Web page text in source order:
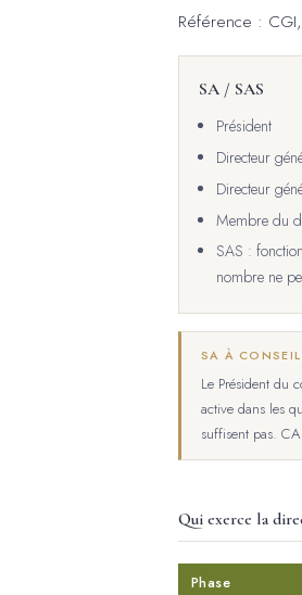
Référence :
SA / SAS
Président
Directeur
Directeur
Membre du
SAS :
nombre ne
SA À
Le Président du
active dans les
suffisent pas.
Qui exerce la
Phase